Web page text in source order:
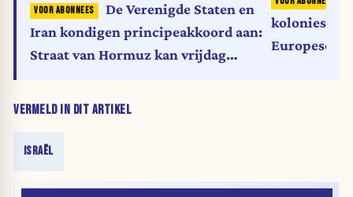
VERMELD IN DIT ARTIKEL
ISRAËL
De Verenigde Staten en
Iran kondigen principeakkoord aan:
Straat van Hormuz kan vrijdag
kolonies
Europese